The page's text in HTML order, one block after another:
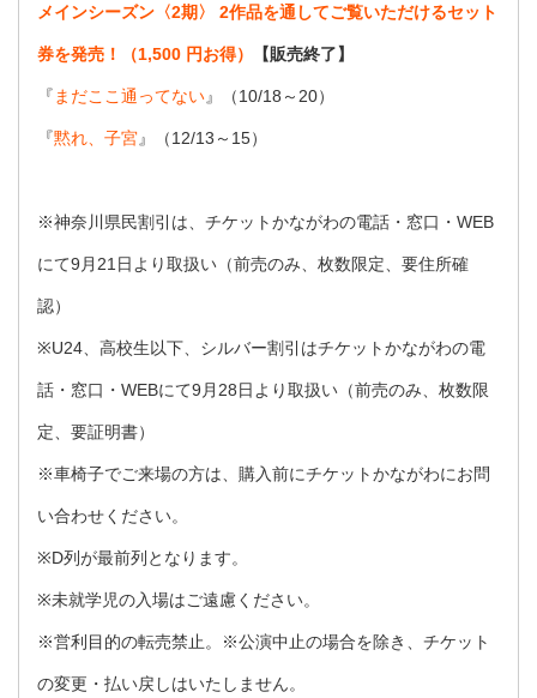
メインシーズン〈2期〉 2作品を通してご覧いただけるセット
券を発売！（1,500 円お得） 【販売終了】
『 まだここ通ってない』（10/18～20）
『黙れ、子宮』（12/13～15）
※神奈川県民割引は、チケットかながわの電話・窓口・WEB
にて9月21日より取扱い（前売のみ、枚数限定、要住所確
認）
※U24、高校生以下、シルバー割引はチケットかながわの電
話・窓口・WEBにて9月28日より取扱い（前売のみ、枚数限
定、要証明書）
※車椅子でご来場の方は、購入前にチケットかながわにお問
い合わせください。
※D列が最前列となります。
※未就学児の入場はご遠慮ください。
※営利目的の転売禁止。※公演中止の場合を除き、チケット
の変更・払い戻しはいたしません。